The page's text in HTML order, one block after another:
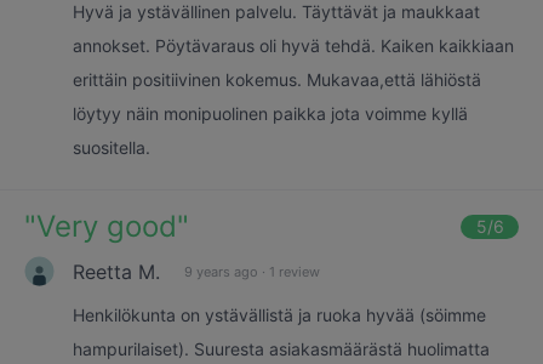
Hyvä ja ystävällinen palvelu. Täyttävät ja maukkaat
annokset. Pöytävaraus oli hyvä tehdä. Kaiken kaikkiaan
erittäin positiivinen kokemus. Mukavaa,että lähiöstä
löytyy näin monipuolinen paikka jota voimme kyllä
suositella.
"Very good" 5/6
Reetta M. 9 years ago · 1 review
Henkilökunta on ystävällistä ja ruoka hyvää (söimme
hampurilaiset). Suuresta asiakasmäärästä huolimatta